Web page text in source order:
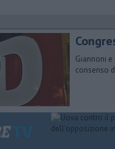
Giannoni
consenso